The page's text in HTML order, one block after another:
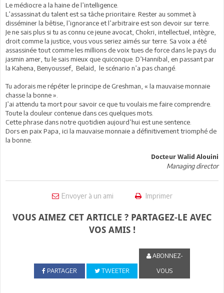
Le médiocre a la haine de l’intelligence.
L’assassinat du talent est sa tâche prioritaire. Rester au sommet à
disséminer la bêtise, l’ignorance et l’arbitraire est son devoir sur terre.
Je ne sais plus si tu as connu ce jeune avocat, Chokri, intellectuel, intègre,
droit comme la justice, vous vous seriez aimés sur terre. Sa voix a été
assassinée tout comme les millions de voix tues de force dans le pays du
jasmin amer, tu le sais mieux que quiconque. D’Hannibal, en passant par
la Kahena, Benyoussef, Belaid, le scénario n’a pas changé.
Tu adorais me répéter le principe de Greshman, « la mauvaise monnaie
chasse la bonne ».
J’ai attendu ta mort pour savoir ce que tu voulais me faire comprendre.
Toute la douleur contenue dans ces quelques mots.
Cette phrase dans notre quotidien aujourd’hui est une sentence.
Dors en paix Papa, ici la mauvaise monnaie a définitivement triomphé de
la bonne.
Docteur Walid Alouini
Managing director
Envoyer à un ami Imprimer
VOUS AIMEZ CET ARTICLE ? PARTAGEZ-LE AVEC
VOS AMIS !
PARTAGER TWEETER
ABONNEZ-
VOUS